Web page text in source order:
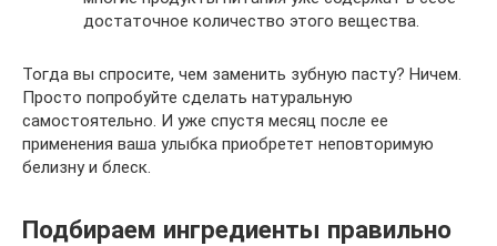
достаточное количество этого вещества.
Тогда вы спросите, чем заменить зубную пасту? Ничем.
Просто попробуйте сделать натуральную
самостоятельно. И уже спустя месяц после ее
применения ваша улыбка приобретет неповторимую
белизну и блеск.
Подбираем ингредиенты правильно